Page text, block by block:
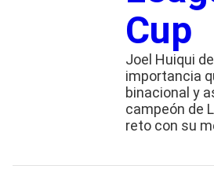
Cup
Joel Huiqui
importancia
binacional y
campeón de
reto con su